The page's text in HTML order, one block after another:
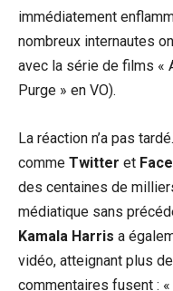
immédiatement
nombreux internautes
avec la série de films «
Purge » en VO).
La réaction n’a pas
comme Twitter et
des centaines de
médiatique sans
Kamala Harris a
vidéo, atteignant plus
commentaires fusent :